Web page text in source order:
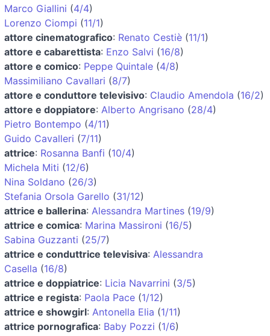
Marco Giallini (4/4)
Lorenzo Ciompi (11/1)
attore cinematografico: Renato Cestiè (11/1)
attore e cabarettista: Enzo Salvi (16/8)
attore e comico: Peppe Quintale (4/8)
Massimiliano Cavallari (8/7)
attore e conduttore televisivo: Claudio Amendola (16/2)
attore e doppiatore: Alberto Angrisano (28/4)
Pietro Bontempo (4/11)
Guido Cavalleri (7/11)
attrice: Rosanna Banfi (10/4)
Michela Miti (12/6)
Nina Soldano (26/3)
Stefania Orsola Garello (31/12)
attrice e ballerina: Alessandra Martines (19/9)
attrice e comica: Marina Massironi (16/5)
Sabina Guzzanti (25/7)
attrice e conduttrice televisiva: Alessandra
Casella (16/8)
attrice e doppiatrice: Licia Navarrini (3/5)
attrice e regista: Paola Pace (1/12)
attrice e showgirl: Antonella Elia (1/11)
attrice pornografica: Baby Pozzi (1/6)